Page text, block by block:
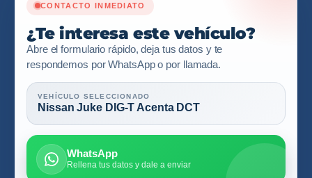
CONTACTO INMEDIATO
¿Te interesa este vehículo?
Abre el formulario rápido, deja tus datos y te
respondemos por WhatsApp o por llamada.
VEHÍCULO SELECCIONADO
Nissan Juke DIG-T Acenta DCT
WhatsApp
Rellena tus datos y dale a enviar